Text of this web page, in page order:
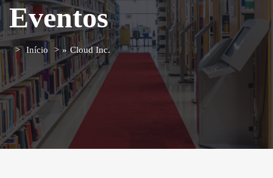
Eventos
Início » Cloud Inc.